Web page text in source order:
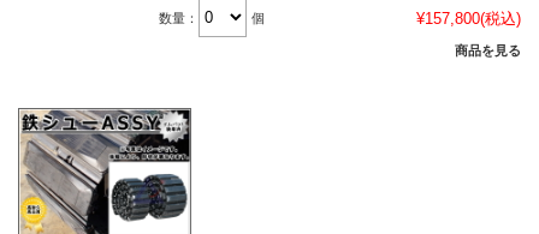
数量： 個
¥157,800(税込)
商品を見る